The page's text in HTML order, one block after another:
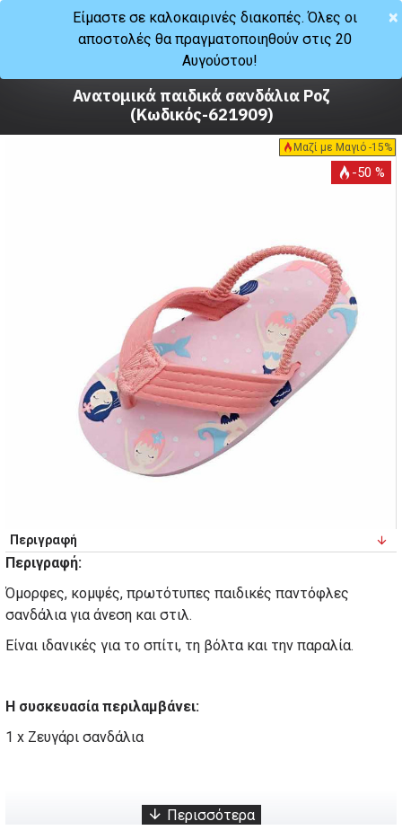
Καλοκαίρι Σανδάλια
Ανατομικά παιδικά σανδάλια Ροζ
(Κωδικός-621909)
Μαζί με Μαγιό -15%
-50 %
Περιγραφή
Περιγραφή:
Όμορφες, κομψές, πρωτότυπες παιδικές παντόφλες
σανδάλια για άνεση και στιλ.
Είναι ιδανικές για το σπίτι, τη βόλτα και την παραλία.
Η συσκευασία περιλαμβάνει:
1 x Ζευγάρι σανδάλια
×
Είμαστε σε καλοκαιρινές διακοπές. Όλες οι
αποστολές θα πραγματοποιηθούν στις 20
Αυγούστου!